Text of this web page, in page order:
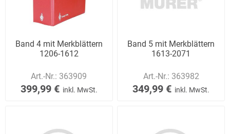
Band 4 mit Merkblättern
1206-1612
Art.-Nr.: 363909
399,99 € inkl. MwSt.
Band 5 mit Merkblättern
1613-2071
Art.-Nr.: 363982
349,99 € inkl. MwSt.